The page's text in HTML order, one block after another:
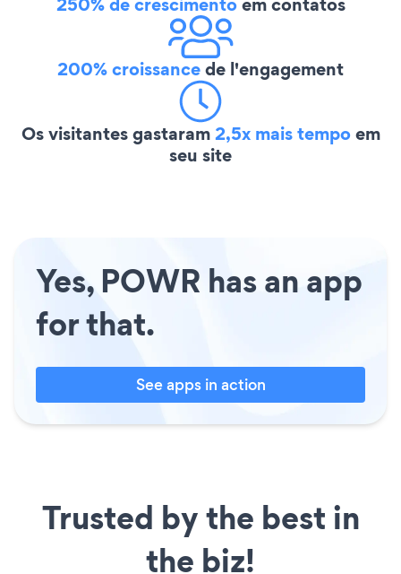
200% croissancede l'engagement
Os visitantes gastaram2,5x mais tempoem
seu site
Yes, POWR has an app
for that.
See apps in action
Trusted by the best in
the biz!